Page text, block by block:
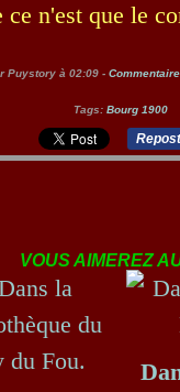
ce n'est que le
Puystory à 02:09 -
Tags: Bourg 1900
Repost
VOUS AIMEREZ